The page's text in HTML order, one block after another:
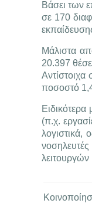
Βάσει των
σε 170
Μάλιστα
20.397
Αντίστοιχα
ποσοστό
(π.χ.
λογιστικά,
λειτουργών